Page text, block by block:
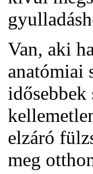
Van, aki
anatómiai
elzáró
meg